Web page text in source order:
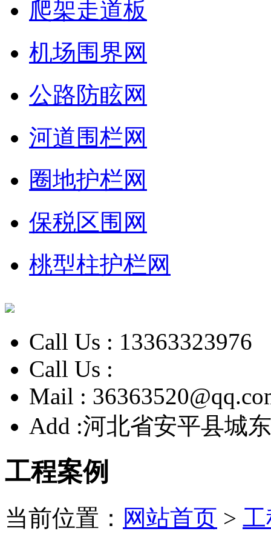
爬架走道板
机场围界网
公路防眩网
河道围栏网
圈地护栏网
保税区围网
桃型柱护栏网
Call Us : 13363323976
Call Us :
Mail :
Add :河北省安平县城
工程案例
当前位置： 网站首页 >